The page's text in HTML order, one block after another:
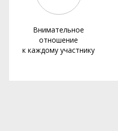
Внимательное
отношение
к каждому участнику